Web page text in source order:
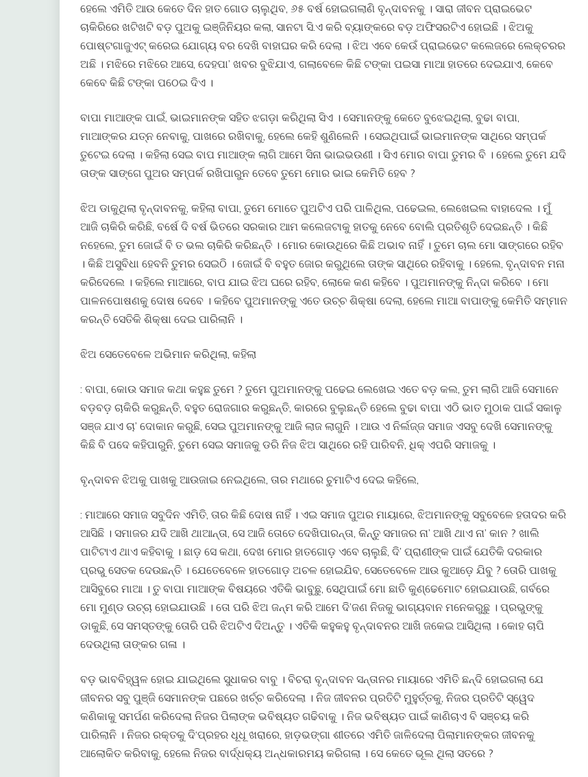
ହେଲେ ଏମିତି ଆଉ କେତେ ଦିନ ହାତ ଗୋଡ ଚାଲୁଥିବ, ୬୫ ବର୍ଷ ହୋଇଗଲାଣି ବୃନ୍ଦାବନକୁ । ସାରା ଜୀବନ ପ୍ରାଇଭେଟ
ଚାକିରିରେ ଖଟିଖଟି ବଡ଼ ପୁଅକୁ ଇଞ୍ଜିନିୟର କଲା, ସାନଟା ସି.ଏ କରି ବ୍ୟାଙ୍କରେ ବଡ଼ ଅଫିସରଟିଏ ହୋଇଛି । ଝିଅକୁ
ପୋଷ୍ଟଗାଜୁଏଟ୍ କରେଇ ଯୋଗ୍ୟ ବର ଦେଖି ବାହାଘର କରି ଦେଲା । ଝିଅ ଏବେ କେଉଁ ପ୍ରାଇଭେଟ କଲେଜରେ ଲେକ୍ଚରର
ଅଛି । ମଝିରେ ମଝିରେ ଆସେ, ଦେହପା’ ଖବର ବୁଝିଯାଏ, ଗଲାବେଳେ କିଛି ଟଙ୍କା ପଇସା ମାଆ ହାତରେ ଦେଇଯାଏ, କେବେ
କେବେ କିଛି ଟଙ୍କା ପଠେଇ ଦିଏ ।
ବାପା ମାଆଙ୍କ ପାଇଁ, ଭାଇମାନଙ୍କ ସହିତ ଝଗଡ଼ା କରିଥିଲା ସିଏ । ସେମାନଙ୍କୁ କେତେ ବୁଝେଇଥିଲା, ବୁଢା ବାପା,
ମାଆଙ୍କର ଯତ୍ନ ନେବାକୁ, ପାଖରେ ରଖିବାକୁ, ହେଲେ କେହି ଶୁଣିଲେନି । ସେଇଥିପାଇଁ ଭାଇମାନଙ୍କ ସାଥିରେ ସମ୍ପର୍କ
ତୁଟେଇ ଦେଲା । କହିଲା ସେଇ ବାପ ମାଆଙ୍କ ଲାଗି ଆମେ ସିନା ଭାଇଭଉଣୀ । ସିଏ ମୋର ବାପା ତୁମର ବି । ହେଲେ ତୁମେ ଯଦି
ତାଙ୍କ ସାଙ୍ଗେ ପୁଅର ସମ୍ପର୍କ ରଖିପାରୁନ ତେବେ ତୁମେ ମୋର ଭାଇ କେମିତି ହେବ ?
ଝିଅ ଡାକୁଥିଲା ବୃନ୍ଦାବନକୁ, କହିଲା ବାପା, ତୁମେ ମୋତେ ପୁଅଟିଏ ପରି ପାଳିଥିଲ, ପଢେଇଲ, ଲେଖେଇଲ ବାହାଦେଲ । ମୁଁ
ଆଜି ଚାକିରି କରିଛି, ବର୍ଷେ ଦି ବର୍ଷ ଭିତରେ ସରକାର ଆମ କଲେଜଟାକୁ ହାତକୁ ନେବେ ବୋଲି ପ୍ରତିଶୃତି ଦେଇଛନ୍ତି । କିଛି
ନହେଲେ, ତୁମ ଜୋଇଁ ବି ତ ଭଲ ଚାକିରି କରିଛନ୍ତି । ମୋର କୋଉଥିରେ କିଛି ଅଭାବ ନାହିଁ । ତୁମେ ଚାଲ ମୋ ସାଙ୍ଗରେ ରହିବ
। କିଛି ଅସୁବିଧା ହେବନି ତୁମର ସେଇଠି । ଜୋଇଁ ବି ବହୁତ ଜୋର କରୁଥିଲେ ତାଙ୍କ ସାଥିରେ ରହିବାକୁ । ହେଲେ, ବୃନ୍ଦାବନ ମନା
କରିଦେଲେ । କହିଲେ ମାଆରେ, ବାପ ଯାଇ ଝିଅ ଘରେ ରହିବ, ଲୋକେ କଣ କହିବେ । ପୁଅମାନଙ୍କୁ ନିନ୍ଦା କରିବେ । ମୋ
ପାଳନପୋଷଣକୁ ଦୋଷ ଦେବେ । କହିବେ ପୁଅମାନଙ୍କୁ ଏତେ ଉଚ୍ଚ ଶିକ୍ଷା ଦେଲା, ହେଲେ ମାଆ ବାପାଙ୍କୁ କେମିତି ସମ୍ମାନ
କରନ୍ତି ସେତିକି ଶିକ୍ଷା ଦେଇ ପାରିଲାନି ।
ଝିଅ ସେତେବେଳେ ଅଭିମାନ କରିଥିଲା, କହିଲା
: ବାପା, କୋଉ ସମାଜ କଥା କହୁଛ ତୁମେ ? ତୁମେ ପୁଅମାନଙ୍କୁ ପଢେଇ ଲେଖେଇ ଏତେ ବଡ଼ କଲ, ତୁମ ଲାଗି ଆଜି ସେମାନେ
ବଡ଼ବଡ଼ ଚାକିରି କରୁଛନ୍ତି, ବହୁତ ରୋଜଗାର କରୁଛନ୍ତି, କାରରେ ବୁଲୁଛନ୍ତି ହେଲେ ବୁଢା ବାପା ଏଠି ଭାତ ମୁଠାକ ପାଇଁ ସକାଳୁ
ସଞ୍ଜ ଯାଏ ଚା’ ଦୋକାନ କରୁଛି, ସେଇ ପୁଅମାନଙ୍କୁ ଆଜି ଲାଜ ଲାଗୁନି । ଆଉ ଏ ନିର୍ଲଜ୍ଜ ସମାଜ ଏସବୁ ଦେଖି ସେମାନଙ୍କୁ
କିଛି ବି ପଦେ କହିପାରୁନି, ତୁମେ ସେଇ ସମାଜକୁ ଡରି ନିଜ ଝିଅ ସାଥିରେ ରହି ପାରିବନି, ଧିକ୍ ଏପରି ସମାଜକୁ ।
ବୃନ୍ଦାବନ ଝିଅକୁ ପାଖକୁ ଆଉଜାଇ ନେଇଥିଲେ, ତାର ମଥାରେ ଚୁମାଟିଏ ଦେଇ କହିଲେ,
: ମାଆରେ ସମାଜ ସବୁଦିନ ଏମିତି, ତାର କିଛି ଦୋଷ ନାହିଁ । ଏଇ ସମାଜ ପୁଅର ମାୟାରେ, ଝିଅମାନଙ୍କୁ ସବୁବେଳେ ହତାଦର କରି
ଆସିଛି । ସମାଜର ଯଦି ଆଖି ଥାଆନ୍ତା, ସେ ଆଜି ତୋତେ ଦେଖିପାରନ୍ତା, କିନ୍ତୁ ସମାଜର ନା’ ଆଖି ଥାଏ ନା’ କାନ ? ଖାଲି
ପାଟିଟାଏ ଥାଏ କହିବାକୁ । ଛାଡ଼ ସେ କଥା, ଦେଖ ମୋର ହାତଗୋଡ଼ ଏବେ ଚାଲୁଛି, ଦି’ ପ୍ରାଣୀଙ୍କ ପାଇଁ ଯେତିକି ଦରକାର
ପ୍ରଭୁ ସେତକ ଦେଉଛନ୍ତି । ଯେତେବେଳେ ହାତଗୋଡ଼ ଅଚଳ ହୋଇଯିବ, ସେତେବେଳେ ଆଉ କୁଆଡ଼େ ଯିବୁ ? ତୋରି ପାଖକୁ
ଆସିବୁରେ ମାଆ । ତୁ ବାପା ମାଆଙ୍କ ବିଷୟରେ ଏତିକି ଭାବୁଛୁ, ସେଥିପାଇଁ ମୋ ଛାତି କୁଣ୍ଢେମୋଟ ହୋଇଯାଉଛି, ଗର୍ବରେ
ମୋ ମୁଣ୍ଡ ଉଚ୍ଚା ହୋଇଯାଉଛି । ତୋ ପରି ଝିଅ ଜନ୍ମ କରି ଆମେ ଦି’ଜଣ ନିଜକୁ ଭାଗ୍ୟବାନ ମନେକରୁଛୁ । ପ୍ରଭୁଙ୍କୁ
ଡାକୁଛି, ସେ ସମସ୍ତଙ୍କୁ ତୋରି ପରି ଝିଅଟିଏ ଦିଅନ୍ତୁ । ଏତିକି କହୁକହୁ ବୃନ୍ଦାବନର ଆଖି ଜକେଇ ଆସିଥିଲା । କୋହ ଚାପି
ଦେଉଥିଲା ତାଙ୍କର ଗଳା ।
ବଡ଼ ଭାବବିହ୍ୱଳ ହୋଇ ଯାଇଥିଲେ ସୁଧାକର ବାବୁ । ବିଚରା ବୃନ୍ଦାବନ ସନ୍ତାନର ମାୟାରେ ଏମିତି ଛନ୍ଦି ହୋଇଗଲା ଯେ
ଜୀବନର ସବୁ ପୁଞ୍ଜି ସେମାନଙ୍କ ପଛରେ ଖର୍ଚ୍ଚ କରିଦେଲା । ନିଜ ଜୀବନର ପ୍ରତିଟି ମୁହୁର୍ତ୍ତକୁ, ନିଜର ପ୍ରତିଟି ସ୍ୱେଦ
କଣିକାକୁ ସମର୍ପଣ କରିଦେଲା ନିଜର ପିଲାଙ୍କ ଭବିଷ୍ୟତ ଗଢିବାକୁ । ନିଜ ଭବିଷ୍ୟତ ପାଇଁ କାଣିଚାଏ ବି ସଞ୍ଚୟ କରି
ପାରିଲାନି । ନିଜର ରକ୍ତକୁ ଦି‘ପ୍ରହର ଧୂଧୂ ଖରାରେ, ହାଡ଼ଭଙ୍ଗା ଶୀତରେ ଏମିତି ଜାଳିଦେଲା ପିଲାମାନଙ୍କର ଜୀବନକୁ
ଆଲୋକିତ କରିବାକୁ, ହେଲେ ନିଜର ବାର୍ଦ୍ଧକ୍ୟ ଅନ୍ଧକାରମୟ କରିଗଲା । ସେ କେତେ ଭୂଲ ଥିଲା ସତରେ ?